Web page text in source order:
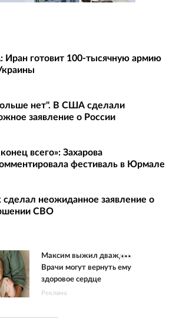
готовит 100-тысячную армию
нет". В США сделали
заявление о России
всего»: Захарова
фестиваль в Юрмале
сделал неожиданное заявление о
СВО
Максим выжил дважды.
Врачи могут вернуть ему
здоровое сердце
Реклама